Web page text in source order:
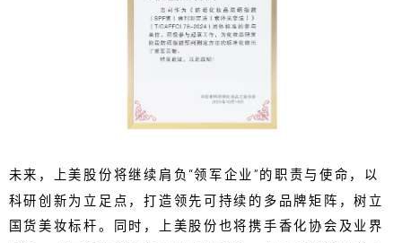
未来，上美股份将继续肩负“领军企业”的职责与使命，以
科研创新为立足点，打造领先可持续的多品牌矩阵，树立
国货美妆标杆。同时，上美股份也将携手香化协会及业界